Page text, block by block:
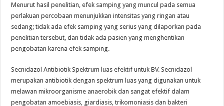
Menurut hasil penelitian, efek samping yang muncul pada semua
perlakuan percobaan menunjukkan intensitas yang ringan atau
sedang; tidak ada efek samping yang serius yang dilaporkan pada
penelitian tersebut, dan tidak ada pasien yang menghentikan
pengobatan karena efek samping.
Secnidazol Antibiotik Spektrum luas efektif untuk BV. Secnidazol
merupakan antibiotik dengan spektrum luas yang digunakan untuk
melawan mikroorganisme anaerobik dan sangat efektif dalam
pengobatan amoebiasis, giardiasis, trikomoniasis dan bakteri